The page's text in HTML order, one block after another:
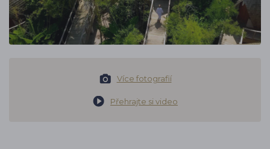
Více fotografií
Přehrajte si video